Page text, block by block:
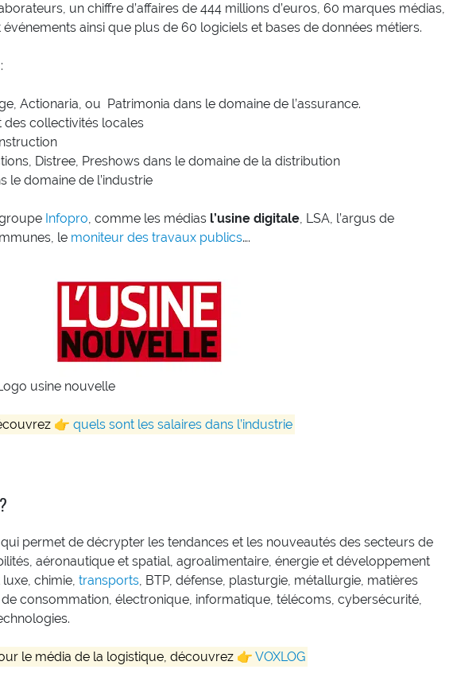
un chiffre d’affaires de 444 millions d’euros, 60 marques médias,
ainsi que plus de 60 logiciels et bases de données métiers.
Actionaria, ou Patrimonia dans le domaine de l’assurance.
des collectivités locales
Distree, Preshows dans le domaine de la distribution
le domaine de l’industrie
Infopro, comme les médias l’usine digitale, LSA, l’argus de
le moniteur des travaux publics….
usine nouvelle
👉 quels sont les salaires dans l’industrie
qui permet de décrypter les tendances et les nouveautés des secteurs de
aéronautique et spatial, agroalimentaire, énergie et développement
chimie, transports, BTP, défense, plasturgie, métallurgie, matières
consommation, électronique, informatique, télécoms, cybersécurité,
le média de la logistique, découvrez 👉 VOXLOG